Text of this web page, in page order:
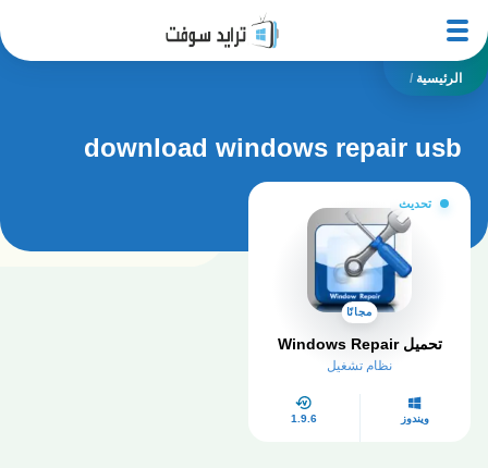
الرئيسية /
download windows repair usb
تحديث
مجانًا
تحميل Windows Repair
نظام تشغيل
ويندوز 1.9.6